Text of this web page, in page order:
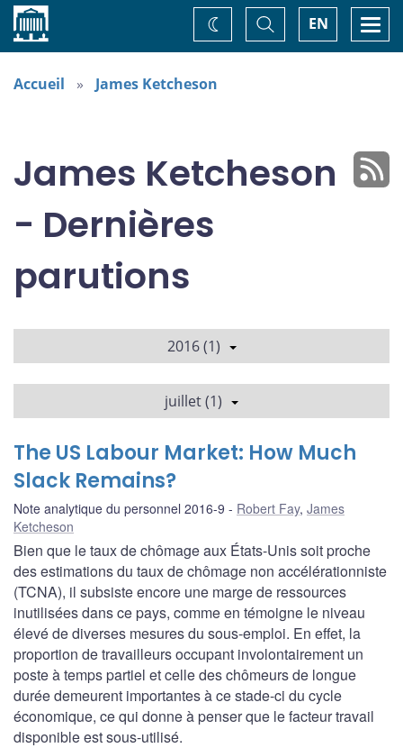
Accueil EN
Basculer
la
recherche
Changez
de
Accueil James Ketcheson
James Ketcheson
- Dernières
parutions
2016 (1)
juillet (1)
The US Labour Market: How Much
Slack Remains?
Note analytique du personnel 2016-9 Robert Fay, James
Ketcheson
Bien que le taux de chômage aux États-Unis soit proche
des estimations du taux de chômage non accélérationniste
(TCNA), il subsiste encore une marge de ressources
inutilisées dans ce pays, comme en témoigne le niveau
élevé de diverses mesures du sous-emploi. En effet, la
proportion de travailleurs occupant involontairement un
poste à temps partiel et celle des chômeurs de longue
durée demeurent importantes à ce stade-ci du cycle
économique, ce qui donne à penser que le facteur travail
disponible est sous-utilisé.